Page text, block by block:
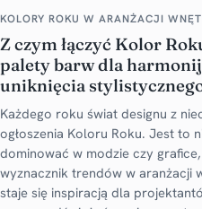
KOLORY ROKU W ARANŻACJI
Z czym łączyć Kolor
palety barw dla
uniknięcia
Każdego roku świat designu z
ogłoszenia Koloru Roku. Jest to
dominować w modzie czy
wyznacznik trendów w aranżacji
staje się inspiracją dla